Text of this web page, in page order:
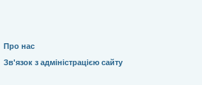
Про нас
Зв'язок з адміністрацією сайту